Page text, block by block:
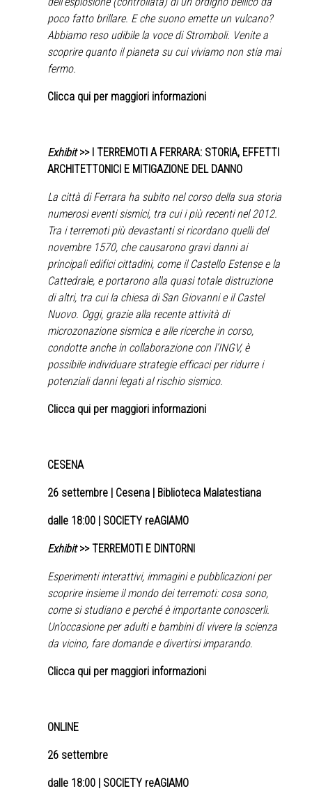
poco fatto brillare. E che suono emette un vulcano?
Abbiamo reso udibile la voce di Stromboli. Venite a
scoprire quanto il pianeta su cui viviamo non stia mai
fermo.
Clicca qui per maggiori informazioni
Exhibit>> I TERREMOTI A FERRARA: STORIA, EFFETTI
ARCHITETTONICI E MITIGAZIONE DEL DANNO
La città di Ferrara ha subito nel corso della sua storia
numerosi eventi sismici, tra cui i più recenti nel 2012.
Tra i terremoti più devastanti si ricordano quelli del
novembre 1570, che causarono gravi danni ai
principali edifici cittadini, come il Castello Estense e la
Cattedrale, e portarono alla quasi totale distruzione
di altri, tra cui la chiesa di San Giovanni e il Castel
Nuovo. Oggi, grazie alla recente attività di
microzonazione sismica e alle ricerche in corso,
condotte anche in collaborazione con l’INGV, è
possibile individuare strategie efficaci per ridurre i
potenziali danni legati al rischio sismico.
Clicca qui per maggiori informazioni
CESENA
26 settembre | Cesena | Biblioteca Malatestiana
dalle 18:00 | SOCIETY reAGIAMO
Exhibit>> TERREMOTI E DINTORNI
Esperimenti interattivi, immagini e pubblicazioni per
scoprire insieme il mondo dei terremoti: cosa sono,
come si studiano e perché è importante conoscerli.
Un’occasione per adulti e bambini di vivere la scienza
da vicino, fare domande e divertirsi imparando.
Clicca qui per maggiori informazioni
ONLINE
26 settembre
dalle 18:00 | SOCIETY reAGIAMO